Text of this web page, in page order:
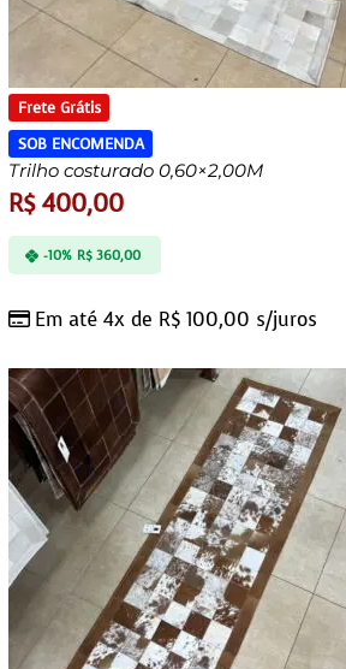
Frete Grátis
SOB ENCOMENDA
Trilho costurado 0,60×2,00M
R$400,00
Em até 4x de R$ 100,00 s/juros
-10% R$360,00